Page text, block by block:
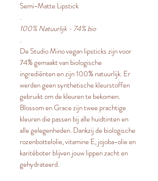
Semi-Matte Lipstick
.
100% Natuurlijk - 74% bio
.
De Studio Mino vegan lipsticks zijn voor
74% gemaakt van biologische
ingrediënten en zijn 100% natuurlijk. Er
werden geen synthetische kleurstoffen
gebruikt om de kleuren te bekomen.
Blossom en Grace zijn twee prachtige
kleuren die passen bij alle huidtinten en
alle gelegenheden. Dankzij de biologische
rozenbottelolie, vitamine E, jojoba-olie en
karitéboter blijven jouw lippen zacht en
gehydrateerd.